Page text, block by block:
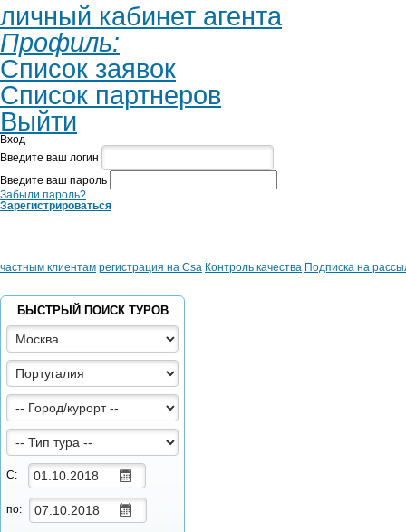
личный кабинет агента
Профиль:
Список заявок
Список партнеров
Выйти
Вход
Введите ваш логин
Введите ваш пароль
Забыли пароль?
Зарегистрироваться
частным клиентам регистрация на Csa Контроль качества Подписка на
БЫСТРЫЙ ПОИСК ТУРОВ
С:
по: